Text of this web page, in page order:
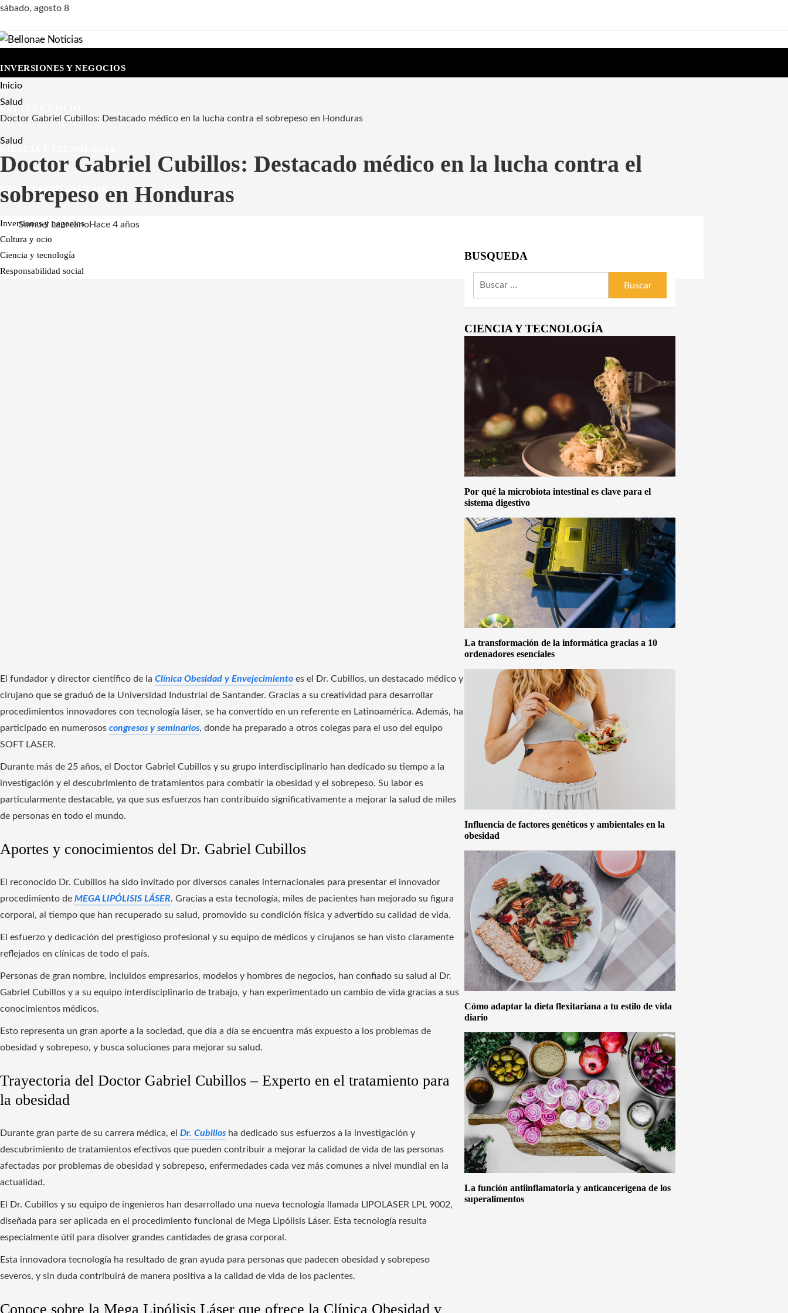
sábado, agosto 8
INVERSIONES Y NEGOCIOS
RESPONSABILIDAD SOCIAL
Inversiones y negocios
Cultura y ocio
Ciencia y tecnología
Responsabilidad social
Inicio
Salud
Doctor Gabriel Cubillos: Destacado médico en la lucha contra el sobrepeso en Honduras
Salud
Doctor Gabriel Cubillos: Destacado médico en la lucha contra el
sobrepeso en Honduras
Samuel LaureanoHace 4 años
El fundador y director científico de la Clínica Obesidad y Envejecimiento es el Dr. Cubillos, un destacado médico y
cirujano que se graduó de la Universidad Industrial de Santander. Gracias a su creatividad para desarrollar
procedimientos innovadores con tecnología láser, se ha convertido en un referente en Latinoamérica. Además, ha
participado en numerosos congresos y seminarios, donde ha preparado a otros colegas para el uso del equipo
SOFT LASER.
Durante más de 25 años, el Doctor Gabriel Cubillos y su grupo interdisciplinario han dedicado su tiempo a la
investigación y el descubrimiento de tratamientos para combatir la obesidad y el sobrepeso. Su labor es
particularmente destacable, ya que sus esfuerzos han contribuido significativamente a mejorar la salud de miles
de personas en todo el mundo.
Aportes y conocimientos del Dr. Gabriel Cubillos
El reconocido Dr. Cubillos ha sido invitado por diversos canales internacionales para presentar el innovador
procedimiento de MEGA LIPÓLISIS LÁSER. Gracias a esta tecnología, miles de pacientes han mejorado su figura
corporal, al tiempo que han recuperado su salud, promovido su condición física y advertido su calidad de vida.
El esfuerzo y dedicación del prestigioso profesional y su equipo de médicos y cirujanos se han visto claramente
reflejados en clínicas de todo el país.
Personas de gran nombre, incluidos empresarios, modelos y hombres de negocios, han confiado su salud al Dr.
Gabriel Cubillos y a su equipo interdisciplinario de trabajo, y han experimentado un cambio de vida gracias a sus
conocimientos médicos.
Esto representa un gran aporte a la sociedad, que día a día se encuentra más expuesto a los problemas de
obesidad y sobrepeso, y busca soluciones para mejorar su salud.
Trayectoria del Doctor Gabriel Cubillos – Experto en el tratamiento para
la obesidad
Durante gran parte de su carrera médica, el Dr. Cubillos ha dedicado sus esfuerzos a la investigación y
descubrimiento de tratamientos efectivos que pueden contribuir a mejorar la calidad de vida de las personas
afectadas por problemas de obesidad y sobrepeso, enfermedades cada vez más comunes a nivel mundial en la
actualidad.
El Dr. Cubillos y su equipo de ingenieros han desarrollado una nueva tecnología llamada LIPOLASER LPL 9002,
diseñada para ser aplicada en el procedimiento funcional de Mega Lipólisis Láser. Esta tecnología resulta
especialmente útil para disolver grandes cantidades de grasa corporal.
Esta innovadora tecnología ha resultado de gran ayuda para personas que padecen obesidad y sobrepeso
severos, y sin duda contribuirá de manera positiva a la calidad de vida de los pacientes.
Conoce sobre la Mega Lipólisis Láser que ofrece la Clínica Obesidad y
BUSQUEDA
Buscar:
CIENCIA Y TECNOLOGÍA
Por qué la microbiota intestinal es clave para el
sistema digestivo
La transformación de la informática gracias a 10
ordenadores esenciales
Influencia de factores genéticos y ambientales en la
obesidad
Cómo adaptar la dieta flexitariana a tu estilo de vida
diario
La función antiinflamatoria y anticancerígena de los
superalimentos